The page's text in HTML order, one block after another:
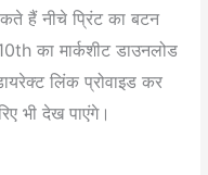
हैं नीचे प्रिंट का बटन
का मार्कशीट डाउनलोड
लिंक प्रोवाइड कर
भी देख पाएंगे।